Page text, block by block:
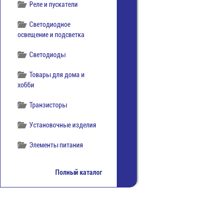
Реле и пускатели
Светодиодное
освещение и подсветка
Светодиоды
Товары для дома и
хобби
Транзисторы
Установочные изделия
Элементы питания
Полный каталог